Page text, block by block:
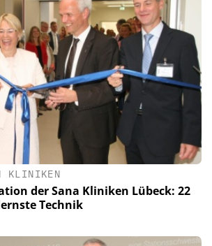
KLINIKEN
der Sana Kliniken Lübeck: 22
Technik